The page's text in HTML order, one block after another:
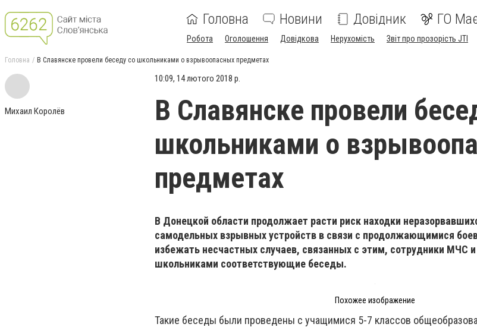
Головна Новини Довідник ГО
Робота Оголошення Довідкова Нерухомість Звіт про прозорість JTI
Головна В Славянске провели беседу со школьниками о взрывоопасных предметах
Михаил Королёв
10:09, 14 лютого 2018 р.
В Славянске провели
школьниками о
предметах
В Донецкой области продолжает расти риск находки
самодельных взрывных устройств в связи с продолжающимися
избежать несчастных случаев, связанных с этим, сотрудники МЧС
школьниками соответствующие беседы.
Похожее изображение
Такие беседы были проведены с учащимися 5-7 классов